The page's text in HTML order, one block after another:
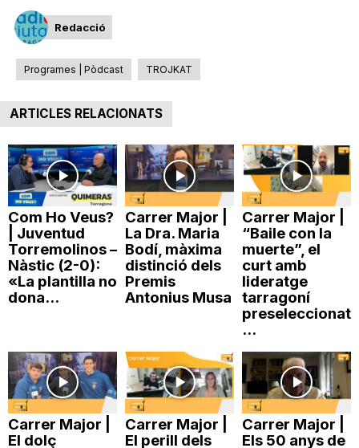
Redacció
Programes | Pòdcast TROJKAT
ARTICLES RELACIONATS
Com Ho Veus?
| Juventud
Torremolinos –
Nàstic (2-0):
«La plantilla no
dona...
Carrer Major |
La Dra. Maria
Bodí, màxima
distinció dels
Premis
Antonius Musa
Carrer Major |
“Baile con la
muerte”, el
curt amb
lideratge
tarragoní
preseleccionat
...
Carrer Major |
El dolç
Carrer Major |
El perill dels
Carrer Major |
Els 50 anys de